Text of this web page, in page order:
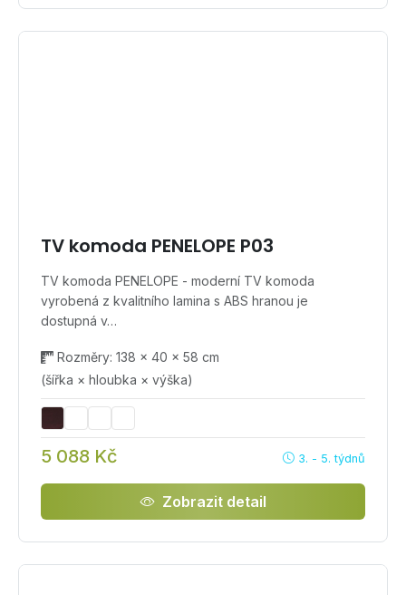
TV komoda PENELOPE P03
TV komoda PENELOPE - moderní TV komoda
vyrobená z kvalitního lamina s ABS hranou je
dostupná v…
Rozměry: 138 × 40 × 58 cm
(šířka × hloubka × výška)
5 088 Kč 3. - 5. týdnů
Zobrazit detail